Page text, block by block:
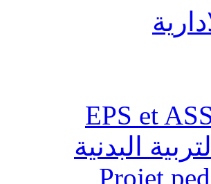
البدنية
Projet